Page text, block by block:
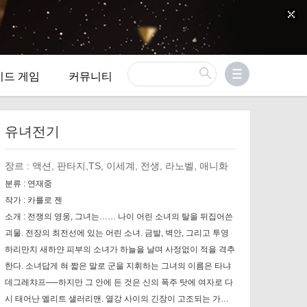
드 게임 커뮤니티
유녀전기
장르 : 액션, 판타지,TS, 이세계, 전생, 라노벨, 애니화
분류 : 연재중
작가 : 카를로 젠
소개 : 전쟁의 영웅, 그녀는…… 나이 어린 소녀의 탈을 뒤집어쓴
괴물. 전장의 최전선에 있는 어린 소녀. 금발, 벽안, 그리고 투영
하리만치 새하얀 피부의 소녀가 하늘을 날며 사정없이 적을 격추
한다. 소녀답게 혀 짧은 말로 군을 지휘하는 그녀의 이름은 타냐
데그레챠프──하지만 그 안에 든 것은 신의 폭주 탓에 여자로 다
시 태어난 엘리트 샐러리맨. 열강 사이의 긴장이 고조되는 가운